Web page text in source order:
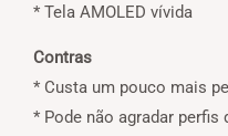
* Tela AMOLED vívida
Contras
* Custa um pouco mais
* Pode não agradar perfis